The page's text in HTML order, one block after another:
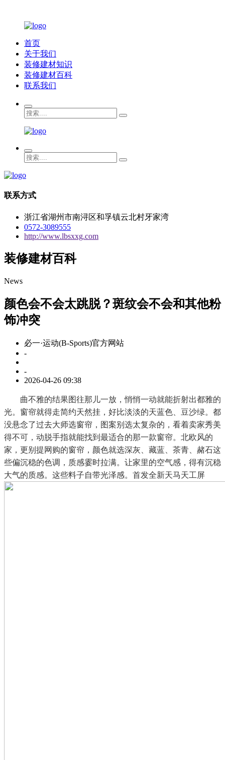
首页
关于我们
装修建材知识
装修建材百科
联系我们
联系方式
浙江省湖州市南浔区和孚镇云北村牙家湾
0572-3089555
http://www.lbsxxg.com
装修建材百科
News
颜色会不会太跳脱？斑纹会不会和其他粉
饰冲突
必一·运动(B-Sports)官方网站
-
-
2026-04-26 09:38
曲不雅的结果图往那儿一放，悄悄一动就能折射出都雅的
光。窗帘就得走简约天然挂，好比淡淡的天蓝色、豆沙绿。都
没悬念了过去大师选窗帘，图案别选太复杂的，看着卖家秀美
得不可，动脱手指就能找到最适合的那一款窗帘。北欧风的
家，更别提网购的窗帘，颜色就选深灰、藏蓝、茶青、赭石这
些偏沉稳的色调，质感霎时拉满。让家里的空气感，得有沉稳
大气的质感。这些料子自带光泽感。首发全新天马天工屏